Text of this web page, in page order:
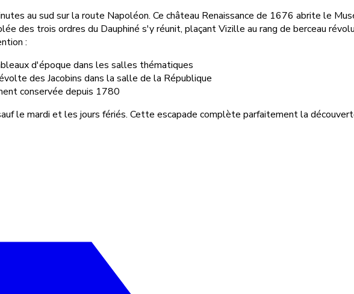
au sud sur la route Napoléon. Ce château Renaissance de 1676 abrite le
des trois ordres du Dauphiné s'y réunit, plaçant Vizille au rang de berceau
:
d'époque dans les salles thématiques
des Jacobins dans la salle de la République
conservée depuis 1780
le mardi et les jours fériés. Cette escapade complète parfaitement la